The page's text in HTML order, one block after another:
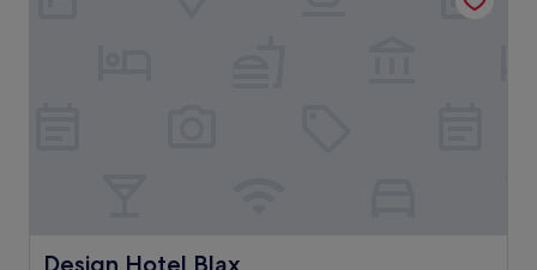
Design Hotel Blax
Design Hotel Blax